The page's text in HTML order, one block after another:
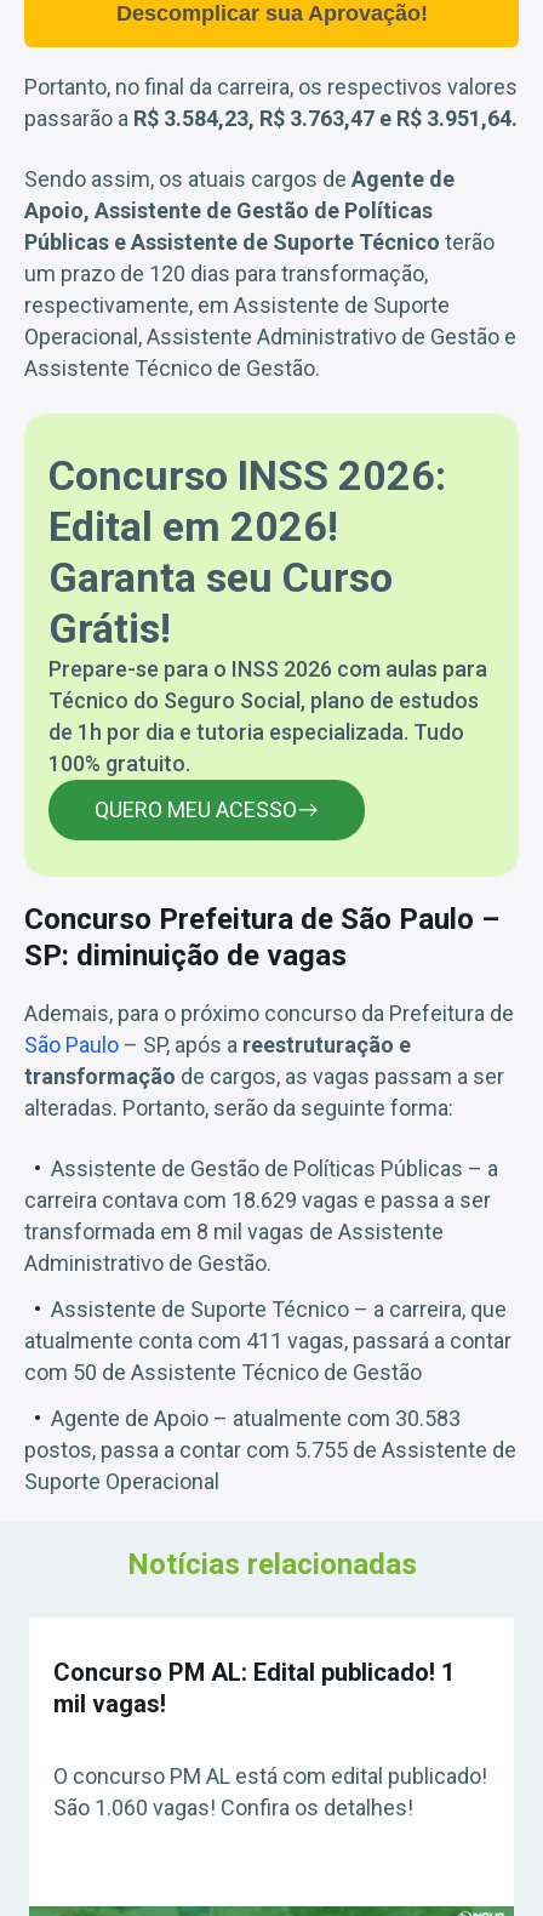
Descomplicar sua Aprovação!
Portanto, no final da carreira, os respectivos valores
passarão a R$ 3.584,23, R$ 3.763,47 e R$ 3.951,64.
Sendo assim, os atuais cargos de Agente de
Apoio, Assistente de Gestão de Políticas
Públicas e Assistente de Suporte Técnico terão
um prazo de 120 dias para transformação,
respectivamente, em Assistente de Suporte
Operacional, Assistente Administrativo de Gestão e
Assistente Técnico de Gestão.
Concurso INSS 2026:
Edital em 2026!
Garanta seu Curso
Grátis!
Prepare-se para o INSS 2026 com aulas para
Técnico do Seguro Social, plano de estudos
de 1h por dia e tutoria especializada. Tudo
100% gratuito.
QUERO MEU ACESSO
Concurso Prefeitura de São Paulo –
SP: diminuição de vagas
Ademais, para o próximo concurso da Prefeitura de
São Paulo – SP, após a reestruturação e
transformação de cargos, as vagas passam a ser
alteradas. Portanto, serão da seguinte forma:
Assistente de Gestão de Políticas Públicas – a
carreira contava com 18.629 vagas e passa a ser
transformada em 8 mil vagas de Assistente
Administrativo de Gestão.
Assistente de Suporte Técnico – a carreira, que
atualmente conta com 411 vagas, passará a contar
com 50 de Assistente Técnico de Gestão
Agente de Apoio – atualmente com 30.583
postos, passa a contar com 5.755 de Assistente de
Suporte Operacional
Notícias relacionadas
Concurso PM AL: Edital publicado! 1
mil vagas!
O concurso PM AL está com edital publicado!
São 1.060 vagas! Confira os detalhes!